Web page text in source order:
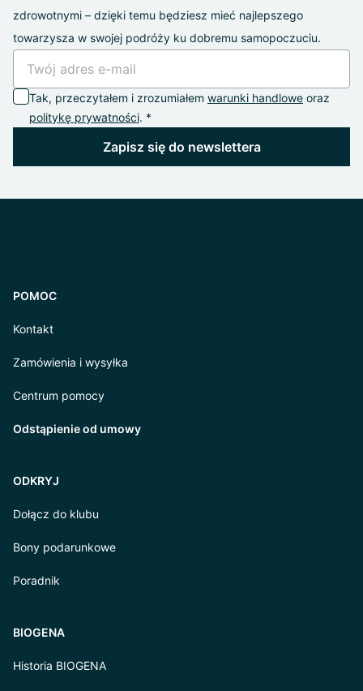
zdrowotnymi – dzięki temu będziesz mieć najlepszego
towarzysza w swojej podróży ku dobremu samopoczuciu.
Tak, przeczytałem i zrozumiałem warunki handlowe oraz
politykę prywatności. *
Zapisz się do newslettera
POMOC
Kontakt
Zamówienia i wysyłka
Centrum pomocy
Odstąpienie od umowy
ODKRYJ
Dołącz do klubu
Bony podarunkowe
Poradnik
BIOGENA
Historia BIOGENA